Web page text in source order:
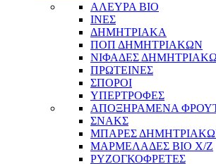
ΑΛΕΥΡΑ BIO
ΙΝΕΣ
ΔΗΜΗΤΡΙΑΚΑ
ΠΟΠ ΔΗΜΗΤΡΙΑΚΩΝ
ΝΙΦΑΔΕΣ
ΠΡΩΤΕΙΝΕΣ
ΣΠΟΡΟΙ
ΥΠΕΡΤΡΟΦΕΣ
ΑΠΟΞΗΡΑΜΕΝΑ
ΣΝΑΚΣ
ΜΠΑΡΕΣ
ΜΑΡΜΕΛΑΔΕΣ BIO Χ/Ζ
ΡΥΖΟΓΚΟΦΡΕΤΕΣ